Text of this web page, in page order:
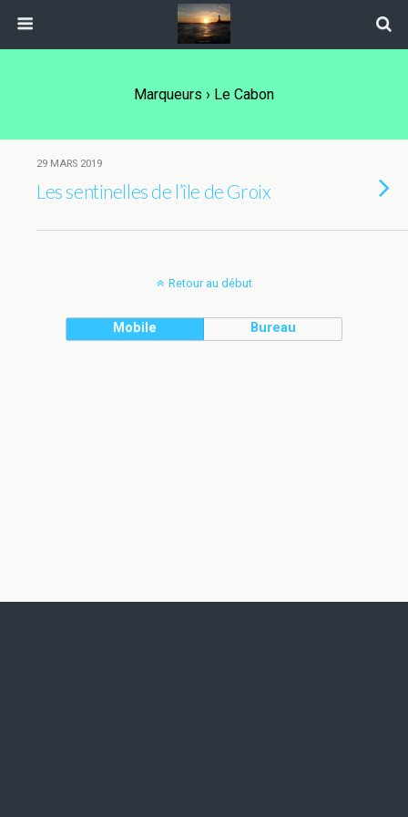
Marqueurs › Le Cabon
29 MARS 2019
Les sentinelles de l’île de Groix
Retour au début
Mobile Bureau